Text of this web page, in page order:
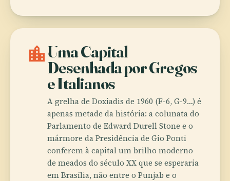
location_cityUma Capital
Desenhada por Gregos
e Italianos
A grelha de Doxiadis de 1960 (F-6, G-9…) é
apenas metade da história: a colunata do
Parlamento de Edward Durell Stone e o
mármore da Presidência de Gio Ponti
conferem à capital um brilho moderno
de meados do século XX que se esperaria
em Brasília, não entre o Punjab e o